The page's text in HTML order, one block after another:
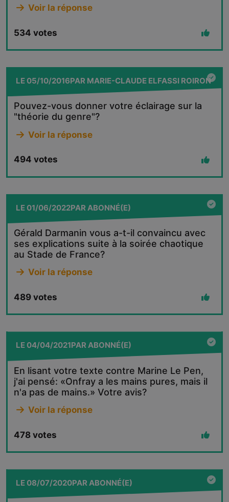
Voir la réponse
534 votes
LE05/10/2016PAR MARIE-CLAUDE ELFASSI ROIRON
Pouvez-vous donner votre éclairage sur la
"théorie du genre"?
Voir la réponse
494 votes
LE01/06/2022PAR ABONNÉ(E)
Gérald Darmanin vous a-t-il convaincu avec
ses explications suite à la soirée chaotique
au Stade de France?
Voir la réponse
489 votes
LE04/04/2021PARABONNÉ(E)
En lisant votre texte contre Marine Le Pen,
j'ai pensé: «Onfray a les mains pures, mais il
n'a pas de mains.» Votre avis?
Voir la réponse
478 votes
LE08/07/2020PARABONNÉ(E)